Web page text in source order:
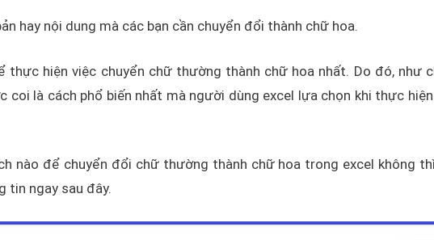
hay nội dung mà các bạn cần chuyển đổi thành chữ hoa.
thực hiện việc chuyển chữ thường thành chữ hoa nhất. Do đó, như
là cách phổ biến nhất mà người dùng excel lựa chọn khi thực
nào để chuyển đổi chữ thường thành chữ hoa trong excel không
tin ngay sau đây.